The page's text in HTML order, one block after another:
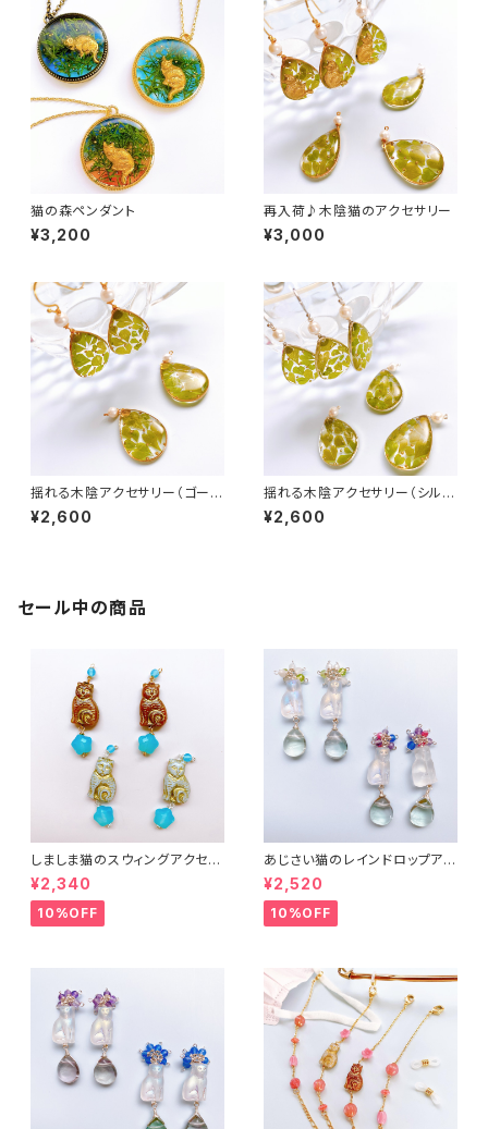
猫の森ペンダント
¥3,200
再入荷♪木陰猫のアクセサリー
¥3,000
揺れる木陰アクセサリー（ゴール
ド）
¥2,600
揺れる木陰アクセサリー（シルバ
ー）
¥2,600
セール中の商品
しましま猫のスウィングアクセサ
リー２
¥2,340
10%OFF
あじさい猫のレインドロップアク
セサリー３
¥2,520
10%OFF